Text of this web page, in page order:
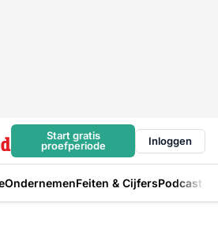
Start gratis
proefperiode
Inloggen
OndernemenFeiten & CijfersPodcast